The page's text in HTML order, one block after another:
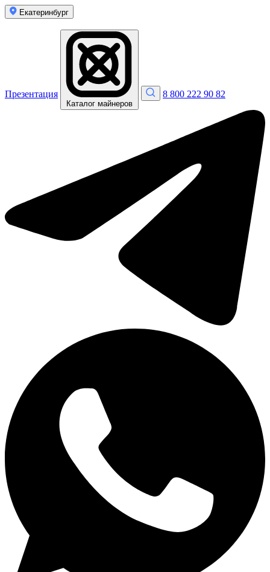
Екатеринбург
Презентация
Каталог майнеров
8 800 222 90 82